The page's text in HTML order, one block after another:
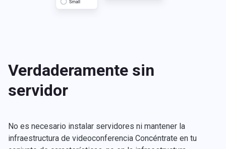
Verdaderamente sin
servidor
No es necesario instalar servidores ni mantener la
infraestructura de videoconferencia Concéntrate en tu